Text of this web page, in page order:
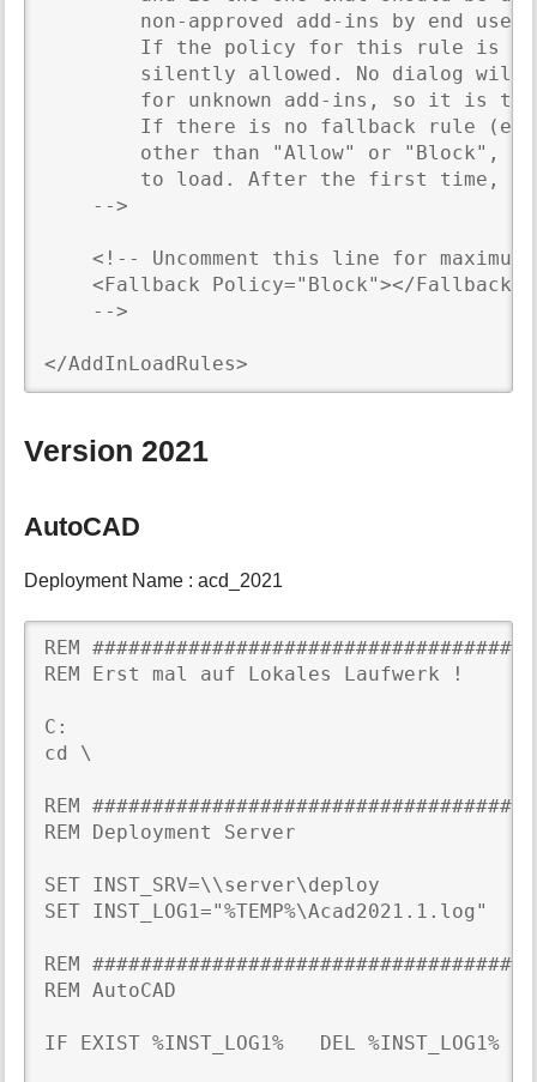
non-approved add-ins by end
If the policy for this rule is
silently allowed. No dialog
for unknown add-ins, so it is
If there is no fallback rule
other than "Allow" or "Block",
to load. After the first time,
    -->
<!-- Uncomment this line for maximum
    <Fallback Policy="Block"></Fallback>
    -->
</AddInLoadRules>
Version 2021
AutoCAD
Deployment Name : acd_2021
REM
REM Erst mal auf Lokales Laufwerk !
C:
cd \
REM
REM Deployment Server
SET INST_SRV=\\server\deploy
SET INST_LOG1="%TEMP%\Acad2021.1.log"
REM
REM AutoCAD
IF EXIST %INST_LOG1%   DEL %INST_LOG1%